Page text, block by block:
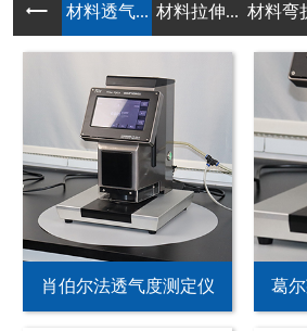
材料透气... 材料拉伸... 材料弯
肖伯尔法透气度测定仪 葛